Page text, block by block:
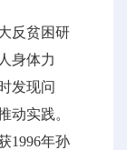
反贫困研
身体力
发现问
动实践。
1996年孙